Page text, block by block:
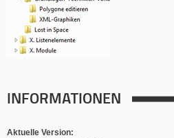
INFORMATIONEN
Aktuelle Version: